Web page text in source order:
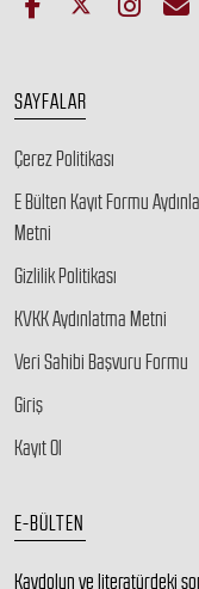
SAYFALAR
Çerez Politikası
E Bülten Kayıt Formu
Metni
Gizlilik Politikası
KVKK Aydınlatma Metni
Veri Sahibi Başvuru Formu
Giriş
Kayıt Ol
E-BÜLTEN
Kaydolun ve literatürdeki